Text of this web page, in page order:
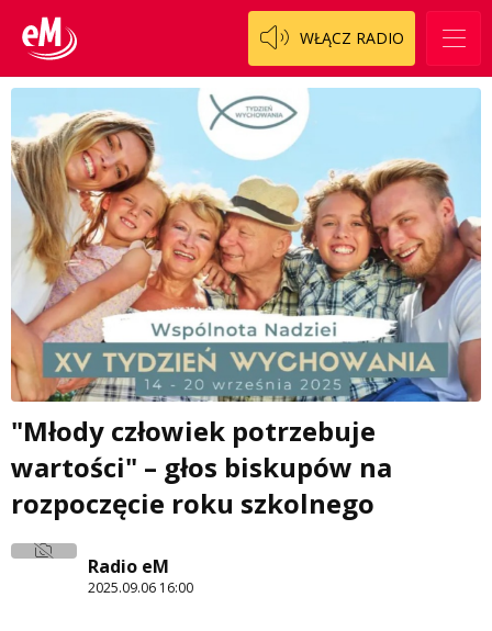
WŁĄCZ RADIO
"Młody człowiek potrzebuje
wartości" – głos biskupów na
rozpoczęcie roku szkolnego
Radio eM
2025.09.06 16:00